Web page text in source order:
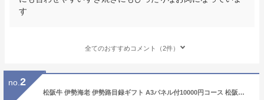
す
全てのおすすめコメント（2件）
no. 2
松阪牛 伊勢海老 伊勢路目録ギフト A3パネル付10000円コース 松阪肉 伊勢エビが選べる目録 入学 卒業 祝い グルメ ギフト カタログ 商品券 内祝い お返し 出産 二次会 宴会 ビンゴ大会 景品 ゴルフコンペ 賞品